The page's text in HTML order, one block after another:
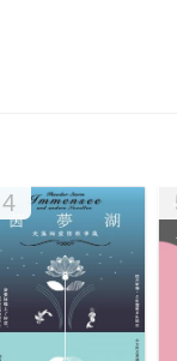
屢次獲獎，經久
務員之死〉、
意思的故事〉、
笛〉等九篇佳
4